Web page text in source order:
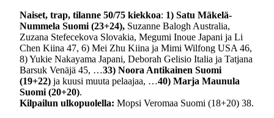
Naiset, trap, tilanne 50/75 kiekkoa: 1) Satu Mäkelä-
Nummela Suomi (23+24), Suzanne Balogh Australia,
Zuzana Stefecekova Slovakia, Megumi Inoue Japani ja Li
Chen Kiina 47, 6) Mei Zhu Kiina ja Mimi Wilfong USA 46,
8) Yukie Nakayama Japani, Deborah Gelisio Italia ja Tatjana
Barsuk Venäjä 45, …33) Noora Antikainen Suomi
(19+22) ja kuusi muuta pelaajaa, …40) Marja Maunula
Suomi (20+20).
Kilpailun ulkopuolella: Mopsi Veromaa Suomi (18+20) 38.